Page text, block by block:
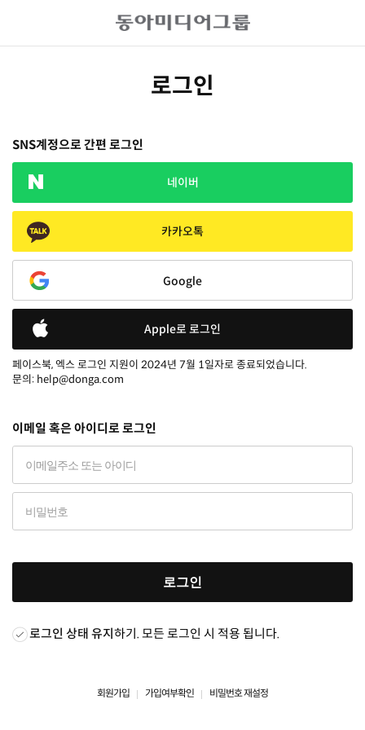
로그인
SNS계정으로 간편 로그인
네이버
카카오톡
Google
Apple로 로그인
페이스북, 엑스 로그인 지원이 2024년 7월 1일자로 종료되었습니다.
문의: help@donga.com
이메일 혹은 아이디로 로그인
로그인
로그인 상태 유지하기. 모든 로그인 시 적용 됩니다.
회원가입 가입여부확인 비밀번호 재설정